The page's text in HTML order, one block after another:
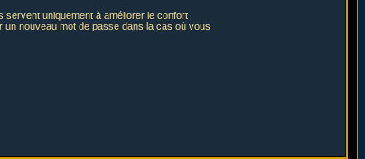
uniquement à améliorer le confort
nouveau mot de passe dans la cas où vous